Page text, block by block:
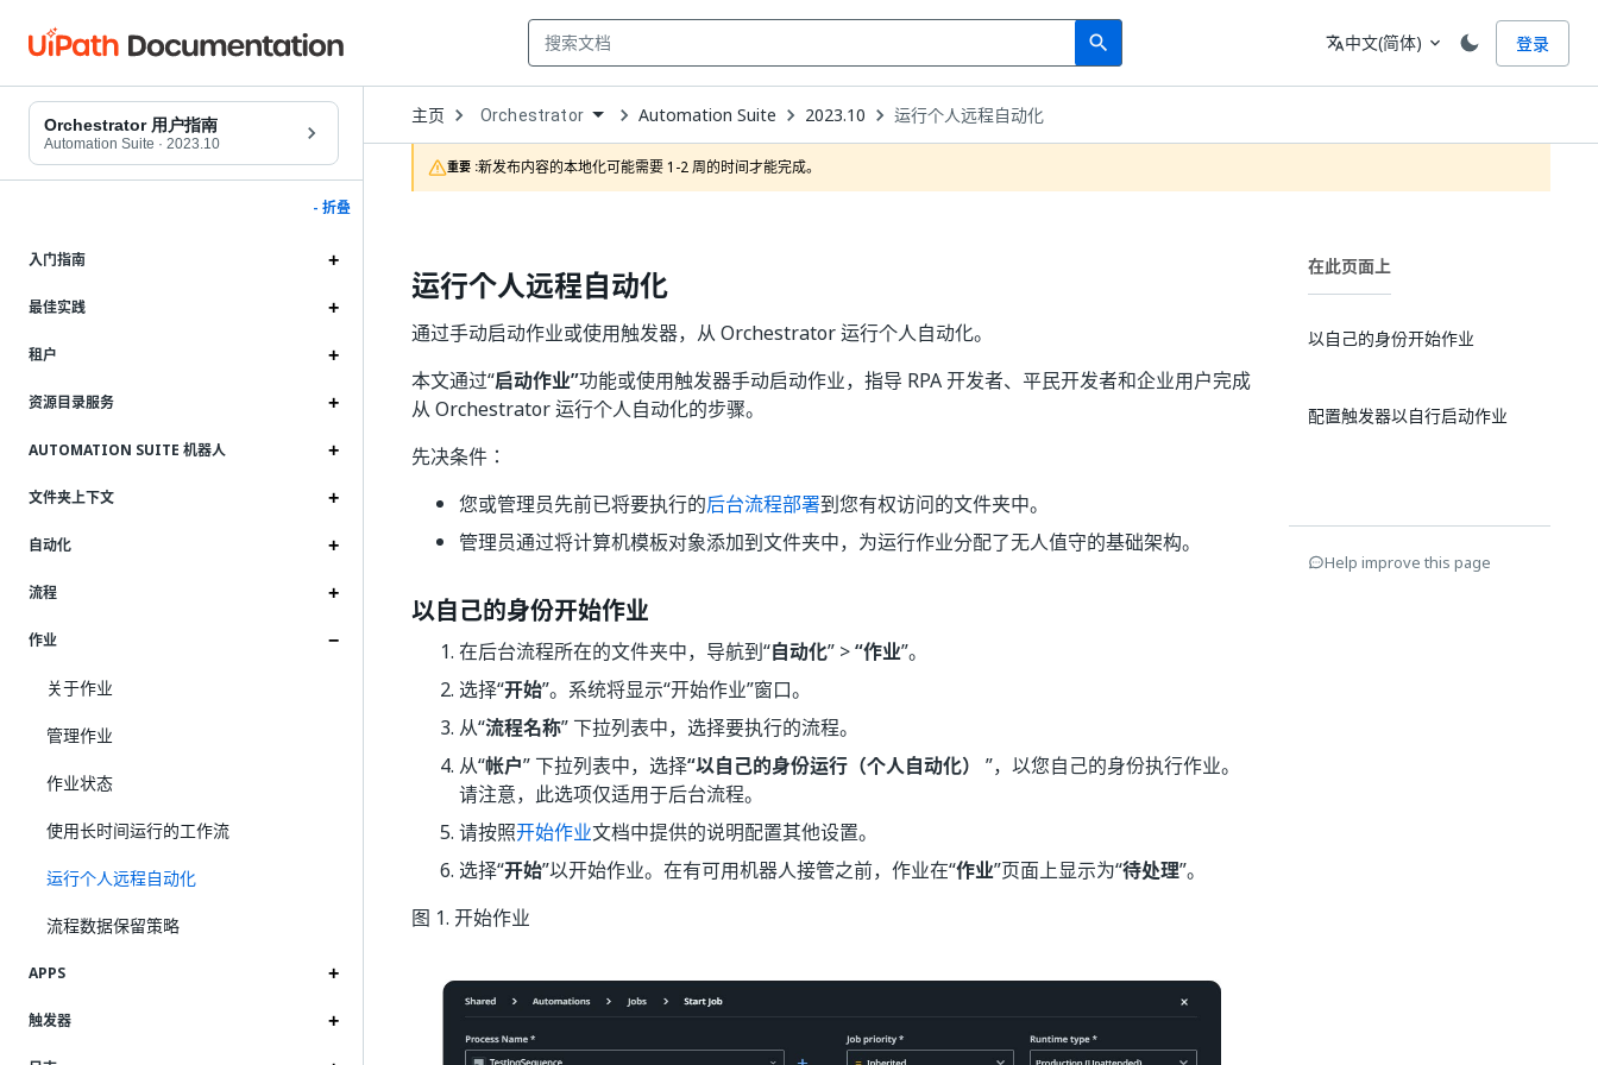
search
Search 语言
translate中文(简体) expand_more 登录
Orchestrator 用户指南
Automation Suite · 2023.10
- 折叠
入门指南
最佳实践
租户
资源目录服务
AUTOMATION SUITE 机器人
文件夹上下文
自动化
流程
作业
关于作业
管理作业
作业状态
使用长时间运行的工作流
运行个人远程自动化
流程数据保留策略
APPS
触发器
主页 Open
Dropdown
to
choose
product
Orchestrator Automation Suite 2023.10 运行个人远程自动化
重要 :新发布内容的本地化可能需要 1-2 周的时间才能完成。
运行个人远程自动化
通过手动启动作业或使用触发器，从 Orchestrator 运行个人自动化。
本文通过“启动作业”功能或使用触发器手动启动作业，指导 RPA 开发者、平民开发者和企业用户完成
从 Orchestrator 运行个人自动化的步骤。
先决条件：
您或管理员先前已将要执行的后台流程部署到您有权访问的文件夹中。
管理员通过将计算机模板对象添加到文件夹中，为运行作业分配了无人值守的基础架构。
以自己的身份开始作业
在后台流程所在的文件夹中，导航到“自动化” >“作业”。
选择“开始”。系统将显示“开始作业”窗口。
从“流程名称” 下拉列表中，选择要执行的流程。
从“帐户” 下拉列表中，选择“以自己的身份运行（个人自动化） ”，以您自己的身份执行作业。
请注意，此选项仅适用于后台流程。
请按照开始作业文档中提供的说明配置其他设置。
选择“开始”以开始作业。在有可用机器人接管之前，作业在“作业”页面上显示为“待处理”。
图 1. 开始作业
在此页面上
以自己的身份开始作业
配置触发器以自行启动作业
Help improve this page